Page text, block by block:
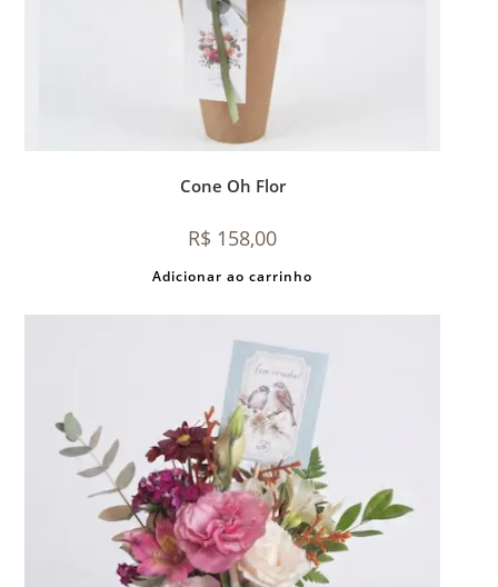
Cone Oh Flor
R$ 158,00
Adicionar ao carrinho